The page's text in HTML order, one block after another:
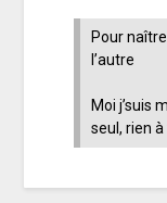
Pour
l’autre
Moi j’suis
seul, rien